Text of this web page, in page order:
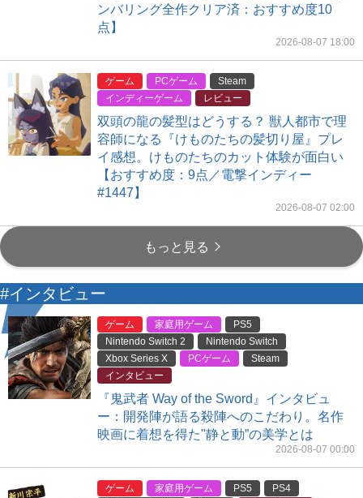
ンバリング全作クリア済：おすすめ度10
点】
2026-08-07 18:00
ゲーム PCゲーム
Steam
インディーゲーム
レビュー
双頭の龍の髪型はどうする？ 獣人都市で理
容師になる『けものたちの髪切り屋』プレ
イ感想。けものたちのカット体験が面白い
【おすすめ度：9点／電撃インディー
#1447】
2026-08-07 02:00
もっと見る
#インタビュー
ゲーム 家庭用ゲーム
PS5
Nintendo Switch 2
Nintendo Switch
Xbox Series X
PCゲーム
Steam
インタビュー
『鬼武者 Way of the Sword』インタビュ
ー：開発陣が語る殺陣へのこだわり。名作
映画に着想を得た"静と動”の美学とは
2026-08-07 00:00
ゲーム 家庭用ゲーム PS5
PS4